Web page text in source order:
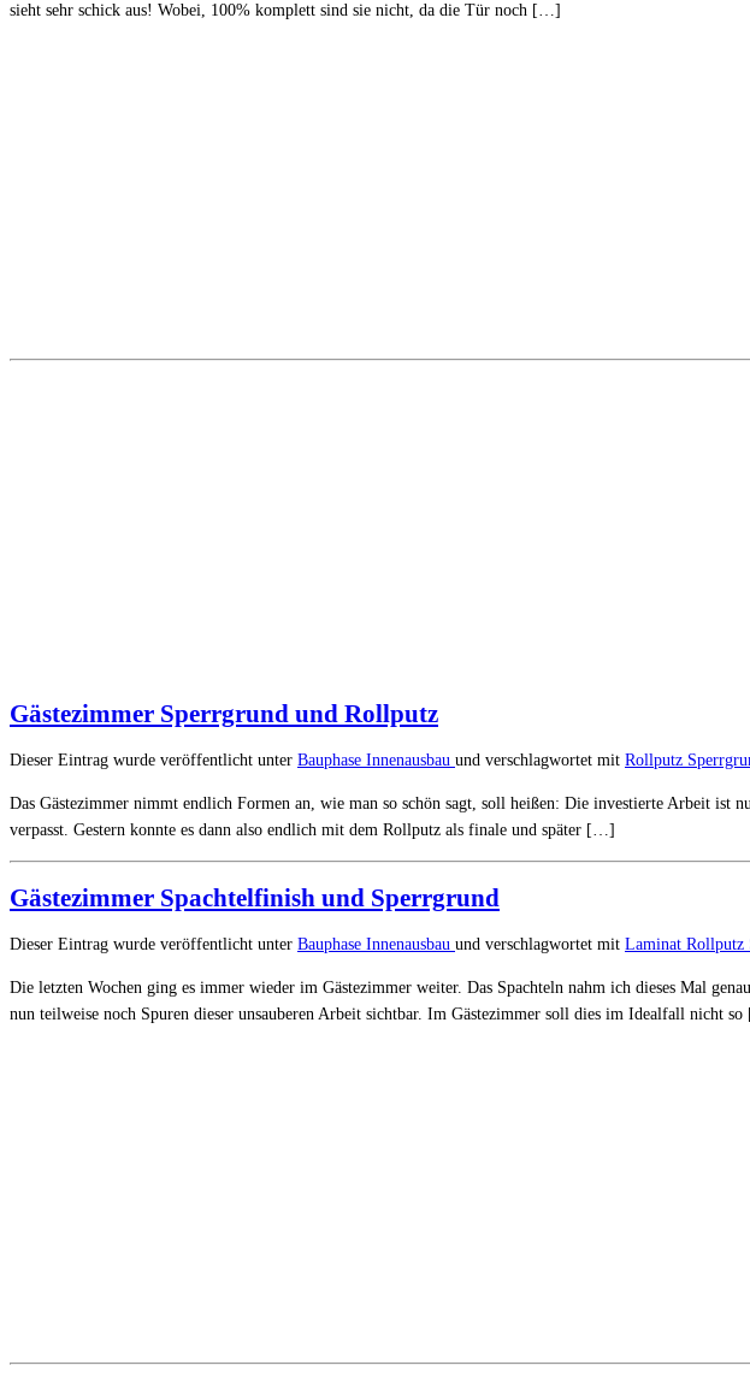
sieht sehr schick aus! Wobei, 100% komplett sind sie nicht, da die Tür noch […]
Gästezimmer Sperrgrund und Rollputz
Dieser Eintrag wurde veröffentlicht unter Bauphase Innenausbau und verschlagwortet mit Rollputz
Das Gästezimmer nimmt endlich Formen an, wie man so schön sagt, soll heißen: Die investierte Arbeit ist
verpasst. Gestern konnte es dann also endlich mit dem Rollputz als finale und später […]
Gästezimmer Spachtelfinish und Sperrgrund
Dieser Eintrag wurde veröffentlicht unter Bauphase Innenausbau und verschlagwortet mit Laminat Rollputz
Die letzten Wochen ging es immer wieder im Gästezimmer weiter. Das Spachteln nahm ich dieses Mal
nun teilweise noch Spuren dieser unsauberen Arbeit sichtbar. Im Gästezimmer soll dies im Idealfall nicht